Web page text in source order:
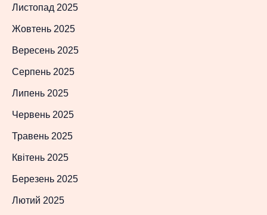
Листопад 2025
Жовтень 2025
Вересень 2025
Серпень 2025
Липень 2025
Червень 2025
Травень 2025
Квітень 2025
Березень 2025
Лютий 2025